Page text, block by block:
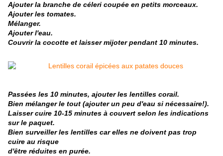
Ajouter la branche de céleri coupée en petits morceaux.
Ajouter les tomates.
Mélanger.
Ajouter l'eau.
Couvrir la cocotte et laisser mijoter pendant 10 minutes.
Passées les 10 minutes, ajouter les lentilles corail.
Bien mélanger le tout (ajouter un peu d'eau si nécessaire!).
Laisser cuire 10-15 minutes à couvert selon les indications
sur le paquet.
Bien surveiller les lentilles car elles ne doivent pas trop
cuire au risque
d'être réduites en purée.